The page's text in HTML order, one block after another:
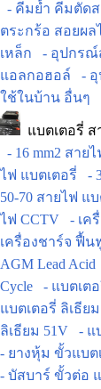
- คีมย้ำ คีมตัดส
ตระกร้อ สอยผล
เหล็ก
- อุปกรณ์
แอลกอฮอล์
-
ใช้ในบ้าน อื่นๆ
แบตเตอรี่ ส
- 16 mm2 สาย
ไฟ แบตเตอรี่
-
50-70 สายไฟ แ
ไฟ CCTV
- เค
เครื่องชาร์จ ฟื้น
AGM Lead Acid
Cycle
- แบตเตอ
แบตเตอรี่ ลิเธีย
ลิเธียม 51V
- แ
- ยางหุ้ม ขั้วแบต
- บัสบาร์ ขั้วต่อ